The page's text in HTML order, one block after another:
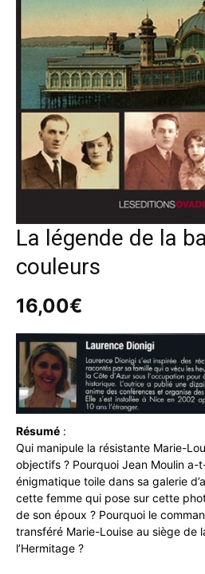
La légende de la
couleurs
16,00€
Résumé :
Qui manipule la résistante Marie-
objectifs ? Pourquoi Jean Moulin a-
énigmatique toile dans sa galerie
cette femme qui pose sur cette
de son époux ? Pourquoi le
transféré Marie-Louise au siège de
l’Hermitage ?